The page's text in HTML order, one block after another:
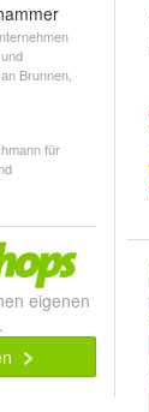
Brunnen,
für
eigenen